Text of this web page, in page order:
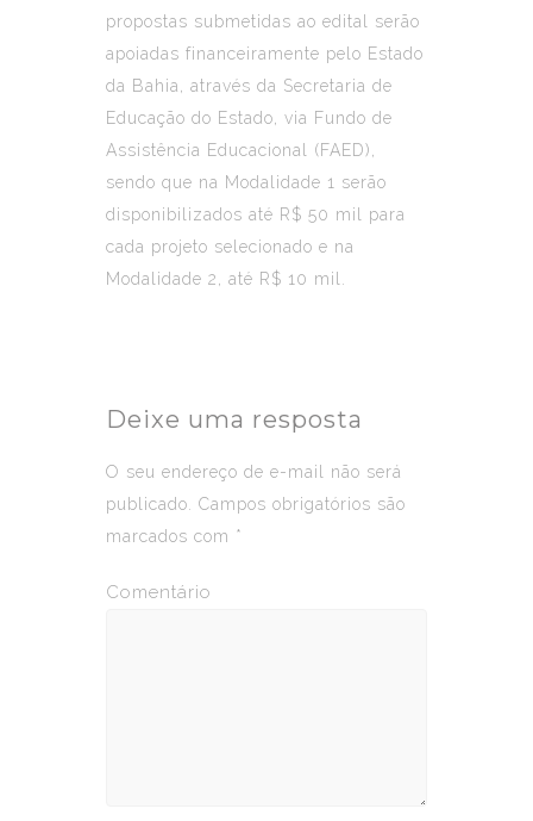
propostas submetidas ao edital serão
apoiadas financeiramente pelo Estado
da Bahia, através da Secretaria de
Educação do Estado, via Fundo de
Assistência Educacional (FAED),
sendo que na Modalidade 1 serão
disponibilizados até R$ 50 mil para
cada projeto selecionado e na
Modalidade 2, até R$ 10 mil.
Deixe uma resposta
O seu endereço de e-mail não será
publicado.
Campos obrigatórios são
marcados com *
Comentário